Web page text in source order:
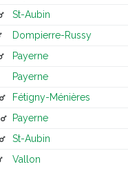
St-Aubin
Dompierre-Russy
Payerne
Payerne
Fétigny-Ménières
Payerne
St-Aubin
Vallon